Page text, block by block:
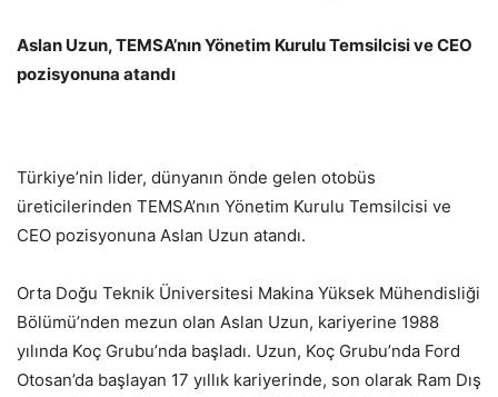
Aslan Uzun, TEMSA’nın Yönetim Kurulu Temsilcisi ve CEO
pozisyonuna atandı
Türkiye’nin lider, dünyanın önde gelen otobüs
üreticilerinden TEMSA’nın Yönetim Kurulu Temsilcisi ve
CEO pozisyonuna Aslan Uzun atandı.
Orta Doğu Teknik Üniversitesi Makina Yüksek Mühendisliği
Bölümü’nden mezun olan Aslan Uzun, kariyerine 1988
yılında Koç Grubu’nda başladı. Uzun, Koç Grubu’nda Ford
Otosan’da başlayan 17 yıllık kariyerinde, son olarak Ram Dış